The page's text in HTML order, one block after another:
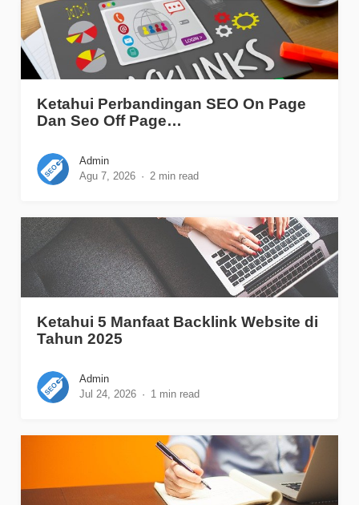
Ketahui Perbandingan SEO On Page
Dan Seo Off Page…
Admin
Agu 7, 2026
2 min read
Ketahui 5 Manfaat Backlink Website di
Tahun 2025
Admin
Jul 24, 2026
1 min read